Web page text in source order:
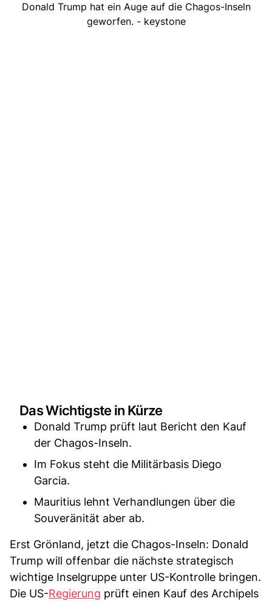
Donald Trump hat ein Auge auf die Chagos-Inseln
geworfen. - keystone
Das Wichtigste in Kürze
Donald Trump prüft laut Bericht den Kauf
der Chagos-Inseln.
Im Fokus steht die Militärbasis Diego
Garcia.
Mauritius lehnt Verhandlungen über die
Souveränität aber ab.
Erst Grönland, jetzt die Chagos-Inseln: Donald
Trump will offenbar die nächste strategisch
wichtige Inselgruppe unter US-Kontrolle bringen.
Die US-Regierung prüft einen Kauf des Archipels